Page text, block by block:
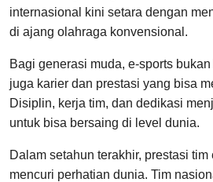
internasional kini setara dengan
di ajang olahraga konvensional.
Bagi generasi muda, e-sports
juga karier dan prestasi yang bisa
Disiplin, kerja tim, dan dedikasi
untuk bisa bersaing di level dunia.
Dalam setahun terakhir, prestasi
mencuri perhatian dunia. Tim